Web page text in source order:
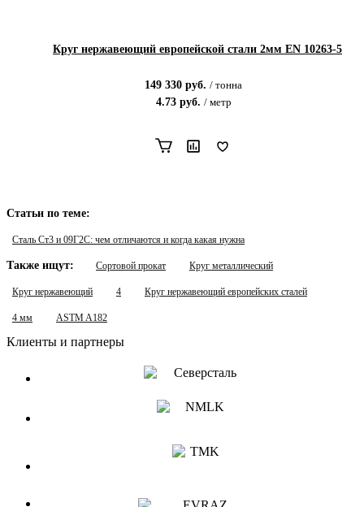
Круг нержавеющий европейской стали 2мм EN 10263-5
149 330 руб. / тонна
4.73руб. / метр
Статьи по теме:
Сталь Ст3 и 09Г2С: чем отличаются и когда какая нужна
Также ищут: Сортовой прокат Круг металлический
Круг нержавеющий 4 Круг нержавеющий европейских сталей
4 мм ASTM A182
Клиенты и партнеры